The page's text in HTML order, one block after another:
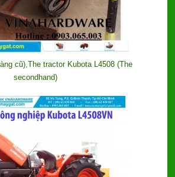
cũ),The tractor Kubota L4508 (The
secondhand)